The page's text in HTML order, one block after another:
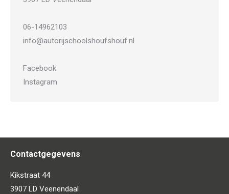
06-14962103
info@autorijschoolshoufshouf.nl
Facebook
Instagram
Contactgegevens
Kikstraat 44
3907 LD Veenendaal